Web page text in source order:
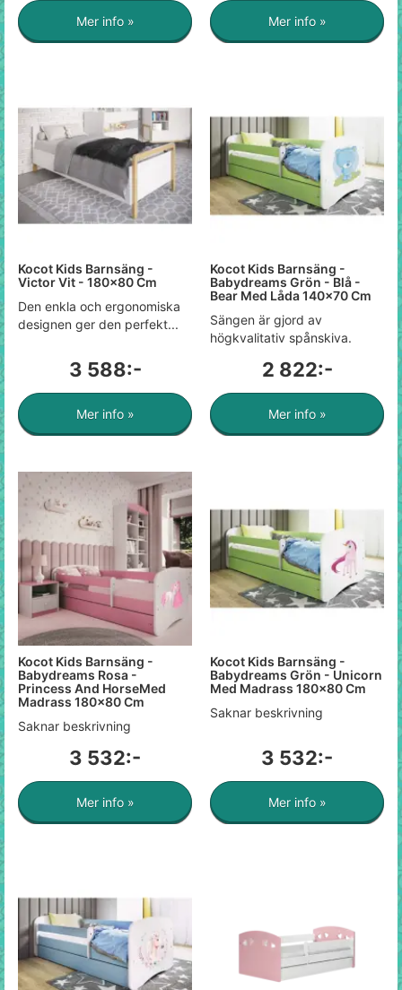
Mer info » Mer info »
Kocot Kids Barnsäng -
Victor Vit - 180x80 Cm
Den enkla och ergonomiska
designen ger den perfekt...
3 588:-
Mer info »
Kocot Kids Barnsäng -
Babydreams Grön - Blå -
Bear Med Låda 140x70 Cm
Sängen är gjord av
högkvalitativ spånskiva.
2 822:-
Mer info »
Kocot Kids Barnsäng -
Babydreams Rosa -
Princess And HorseMed
Madrass 180x80 Cm
Saknar beskrivning
3 532:-
Mer info »
Kocot Kids Barnsäng -
Babydreams Grön - Unicorn
Med Madrass 180x80 Cm
Saknar beskrivning
3 532:-
Mer info »